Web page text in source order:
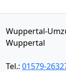
Wuppertal-
Wuppertal
Tel.: 01579-